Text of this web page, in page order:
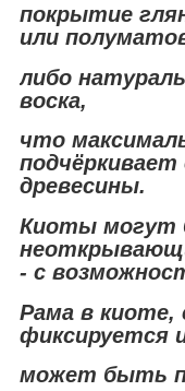
покрытие
или
либо
воска,
что
древесины.
Киоты могут
- с
Рама в
фиксируется
может быть